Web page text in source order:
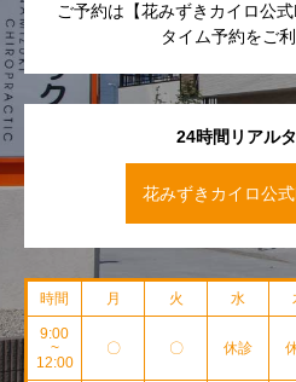
24時間リアル
花みずきカイロ公
ご予約は【花みずきカイロ公
タイム予約をご利
時間 月 火 水
9:00
~
12:00
〇 〇 休診